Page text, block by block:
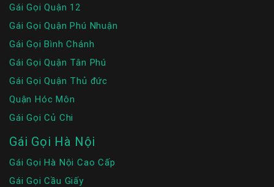
Gái Gọi Quận 12
Gái Gọi Quận Phú Nhuận
Gái Gọi Bình Chánh
Gái Gọi Quận Tân Phú
Gái Gọi Quận Thủ đức
Quận Hóc Môn
Gái Gọi Củ Chi
Gái Gọi Hà Nội
Gái Gọi Hà Nội Cao Cấp
Gái Gọi Cầu Giấy